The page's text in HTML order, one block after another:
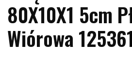
80X10X1 5cm
Wiórowa